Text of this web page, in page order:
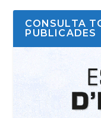
CONSULTA
PUBLICADES